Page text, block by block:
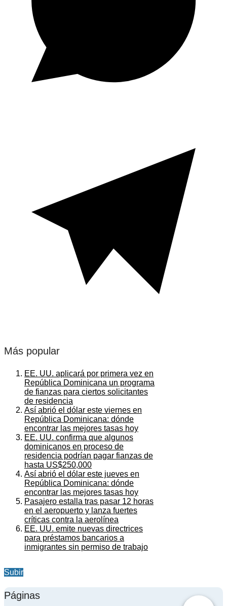
Más popular
EE. UU. aplicará por primera vez en
República Dominicana un programa
de fianzas para ciertos solicitantes
de residencia
Así abrió el dólar este viernes en
República Dominicana: dónde
encontrar las mejores tasas hoy
EE. UU. confirma que algunos
dominicanos en proceso de
residencia podrían pagar fianzas de
hasta US$250,000
Así abrió el dólar este jueves en
República Dominicana: dónde
encontrar las mejores tasas hoy
Pasajero estalla tras pasar 12 horas
en el aeropuerto y lanza fuertes
críticas contra la aerolínea
EE. UU. emite nuevas directrices
para préstamos bancarios a
inmigrantes sin permiso de trabajo
Subir
Páginas